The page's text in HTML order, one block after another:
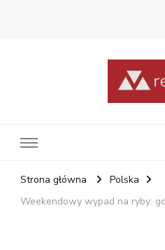
Strona główna
Polska
Weekendowy wypad na ryby: